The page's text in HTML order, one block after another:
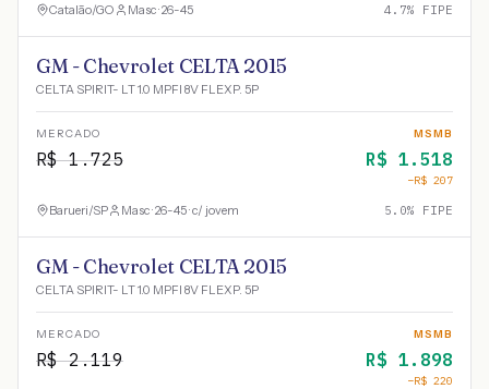
Catalão/GO Masc · 26-45 4.7% FIPE
GM - Chevrolet CELTA 2015
CELTA SPIRIT- LT 1.0 MPFI 8V FLEXP. 5P
MERCADO
R$1.725
MSMB
R$ 1.518
−R$ 207
Barueri/SP Masc · 26-45 · c/ jovem 5.0% FIPE
GM - Chevrolet CELTA 2015
CELTA SPIRIT- LT 1.0 MPFI 8V FLEXP. 5P
MERCADO
R$2.119
MSMB
R$ 1.898
−R$ 220